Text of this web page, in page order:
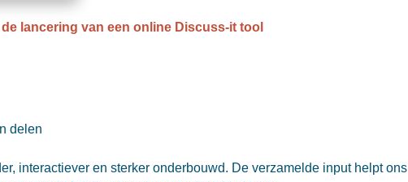
lancering van een online Discuss-it tool
delen
interactiever en sterker onderbouwd. De verzamelde input helpt ons